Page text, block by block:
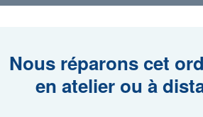
Nous réparons cet
en atelier ou à